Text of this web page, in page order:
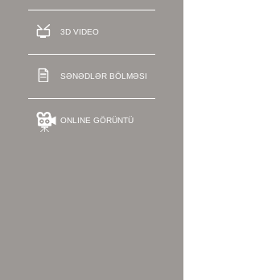
3D VIDEO
SƏNƏDLƏR BÖLMƏSI
ONLINE GÖRÜNTÜ